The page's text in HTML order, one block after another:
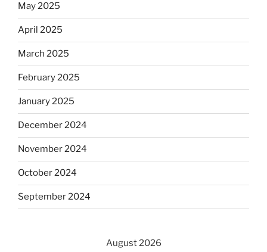
May 2025
April 2025
March 2025
February 2025
January 2025
December 2024
November 2024
October 2024
September 2024
August 2026